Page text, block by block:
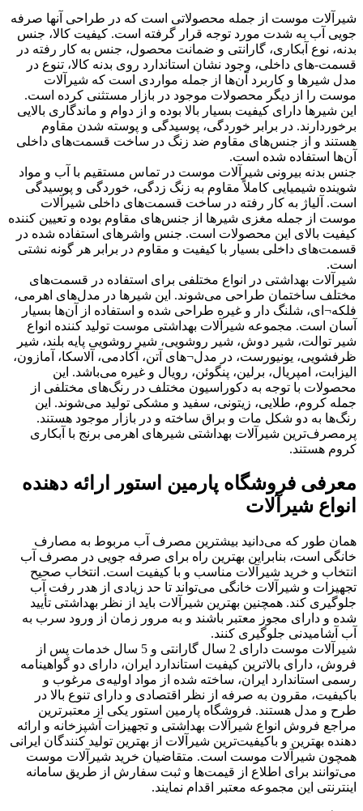
شیرآلات موست از جمله محصولاتی است که در طراحی آنها صرفه
جویی آب به شدت مورد توجه قرار گرفته است. کیفیت کالا، جنس
بدنه، نوع آبکاری، گارانتی و ضمانت محصول، جنس به کار رفته در
قسمت-های داخلی، وجود نشان استاندارد روی بدنه کالا، تنوع در
مدل شیرها و کاربرد آن‌ها از جمله مواردی است که شیرآلات
موست را از دیگر محصولات موجود در بازار مستثنی کرده است.
این شیرها دارای کیفیت بسیار بالا بوده و از دوام و ماندگاری بالایی
برخوردارند. در برابر خوردگی، پوسیدگی و پوسته شدن مقاوم
هستند و از جنس‌های مقاوم ضد زنگ در ساخت قسمت‌های داخلی
آن‌ها استفاده شده است.
جنس بدنه بیرونی شیرآلات موست در تماس مستقیم با آب و مواد
شوینده شیمیایی کاملاً مقاوم به زنگ زدگی، خوردگی و پوسیدگی
است. آلیاژ به کار رفته در ساخت قسمت‌های داخلی شیرآلات
موست از جمله مغزی شیرها از جنس‌های مقاوم بوده و تعیین کننده
کیفیت بالای این محصولات است. جنس واشرهای استفاده شده در
قسمت‌های داخلی بسیار با کیفیت و مقاوم در برابر هر گونه نشتی
است.
شیرآلات بهداشتی در انواع مختلفی برای استفاده در قسمت‌های
مختلف ساختمان طراحی می‌شوند. این شیرها در مدل‌های اهرمی،
فلکه¬ای، شلنگ دار و غیره طراحی شده و استفاده از آن‌ها بسیار
آسان است. مجموعه شیرآلات بهداشتی موست تولید کننده انواع
شیر توالت، شیر دوش، شیر روشویی، شیر روشویی پایه بلند، شیر
ظرفشویی، یونیورست، در مدل¬های آتن، آکادمی، آلاسکا، آمازون،
الیزابت، امپریال، برلین، پنگوئن، رویال و غیره می‌باشد. این
محصولات با توجه به دکوراسیون مختلف در رنگ‌های مختلفی از
جمله کروم، طلایی، زیتونی، سفید و مشکی تولید می‌شوند. این
رنگ‌ها به دو شکل مات و براق ساخته و در بازار موجود هستند.
پرمصرف‌ترین شیرآلات بهداشتی شیرهای اهرمی برنج با آبکاری
کروم هستند.
معرفی فروشگاه پارمین استور ارائه دهنده
انواع شیرآلات
همان طور که می‌دانید بیشترین مصرف آب مربوط به مصارف
خانگی است، بنابراین بهترین راه برای صرفه جویی در مصرف آب
انتخاب و خرید شیرآلات مناسب و با کیفیت است. انتخاب صحیح
تجهیزات و شیرآلات خانگی می‌تواند تا حد زیادی از هدر رفت آب
جلوگیری کند. همچنین بهترین شیرآلات باید از نظر بهداشتی تأیید
شده و دارای مجوز معتبر باشند و به مرور زمان از ورود سرب به
آب آشامیدنی جلوگیری کنند.
شیرآلات موست دارای 2 سال گارانتی و 5 سال خدمات پس از
فروش، دارای بالاترین کیفیت استاندارد ایران، دارای دو گواهینامه
رسمی استاندارد ایران، ساخته شده از مواد اولیه‌ی مرغوب و
باکیفیت، مقرون به صرفه از نظر اقتصادی و دارای تنوع بالا در
طرح و مدل هستند. فروشگاه پارمین استور یکی از معتبرترین
مراجع فروش انواع شیرآلات بهداشتی و تجهیزات آشپزخانه و ارائه
دهنده بهترین و باکیفیت‌ترین شیرآلات از بهترین تولید کنندگان ایرانی
همچون شیرآلات موست است. متقاضیان خرید شیرآلات موست
می‌توانند برای اطلاع از قیمت‌ها و ثبت سفارش از طریق سامانه
اینترنتی این مجموعه معتبر اقدام نمایند.